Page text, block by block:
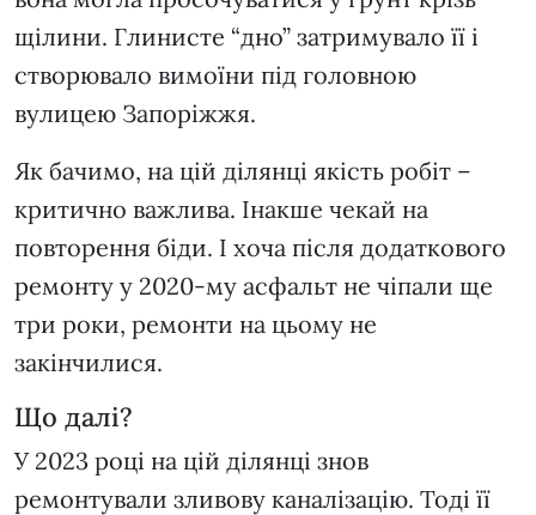
щілини. Глинисте “дно” затримувало її і
створювало вимоїни під головною
вулицею Запоріжжя.
Як бачимо, на цій ділянці якість робіт –
критично важлива. Інакше чекай на
повторення біди. І хоча після додаткового
ремонту у 2020-му асфальт не чіпали ще
три роки, ремонти на цьому не
закінчилися.
Що далі?
У 2023 році на цій ділянці знов
ремонтували зливову каналізацію. Тоді її